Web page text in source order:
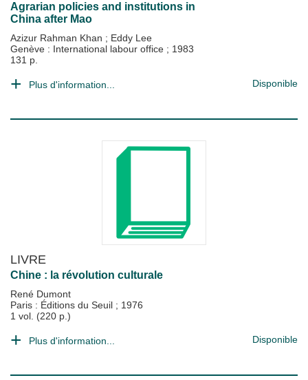
Agrarian policies and institutions in
China after Mao
Azizur Rahman Khan ; Eddy Lee
Genève : International labour office ; 1983
131 p.
Plus d'information... Disponible
LIVRE
Chine : la révolution culturale
René Dumont
Paris : Éditions du Seuil ; 1976
1 vol. (220 p.)
Plus d'information... Disponible